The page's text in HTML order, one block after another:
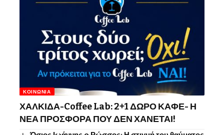
ΚΟΙΝΩΝΊΑ
ΧΑΛΚΙΔΑ-Coffee Lab: 2+1 ΔΩΡΟ ΚΑΦΕ- Η
ΝΕΑ ΠΡΟΣΦΟΡΑ ΠΟΥ ΔΕΝ ΧΑΝΕΤΑΙ!